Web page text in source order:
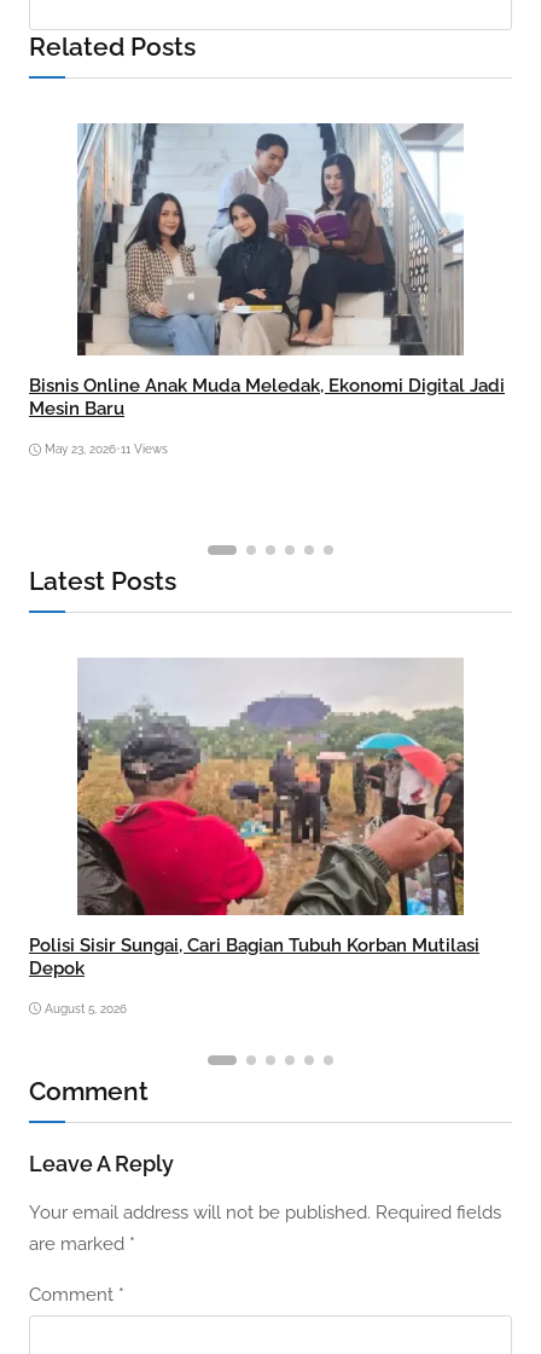
Related Posts
Bisnis Online Anak Muda Meledak, Ekonomi Digital Jadi
Mesin Baru
May 23, 2026•11 Views
Latest Posts
Polisi Sisir Sungai, Cari Bagian Tubuh Korban Mutilasi
Depok
August 5, 2026
Comment
Leave A Reply
Your email address will not be published. Required fields
are marked *
Comment *